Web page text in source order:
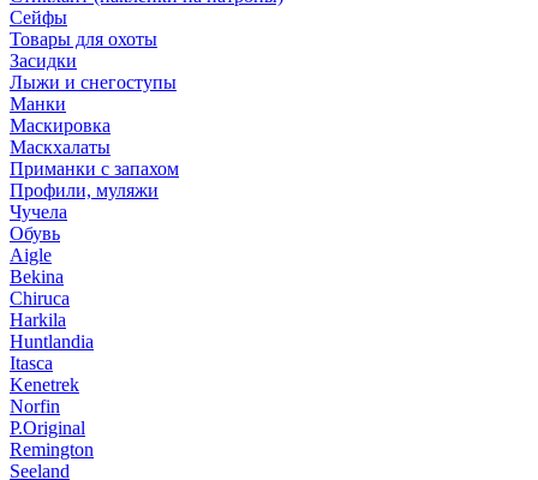
Сейфы
Товары для охоты
Засидки
Лыжи и снегоступы
Манки
Маскировка
Маскхалаты
Приманки с запахом
Профили, муляжи
Чучела
Обувь
Aigle
Bekina
Chiruсa
Harkila
Huntlandia
Itasca
Kenetrek
Norfin
P.Original
Remington
Seeland